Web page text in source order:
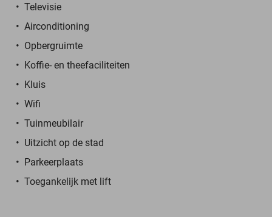
Televisie
Airconditioning
Opbergruimte
Koffie- en theefaciliteiten
Kluis
Wifi
Tuinmeubilair
Uitzicht op de stad
Parkeerplaats
Toegankelijk met lift